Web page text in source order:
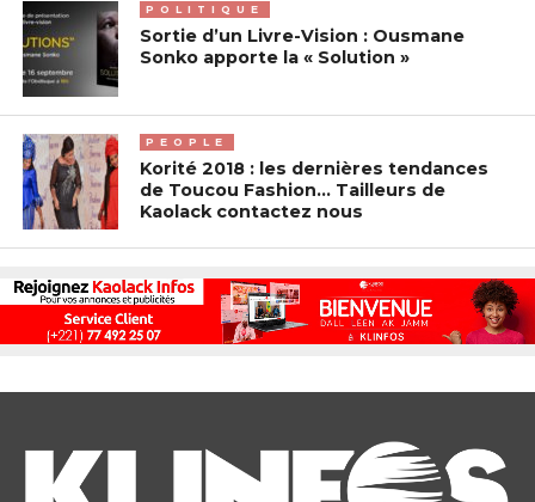
POLITIQUE
Sortie d’un Livre-Vision : Ousmane
Sonko apporte la « Solution »
PEOPLE
Korité 2018 : les dernières tendances
de Toucou Fashion… Tailleurs de
Kaolack contactez nous